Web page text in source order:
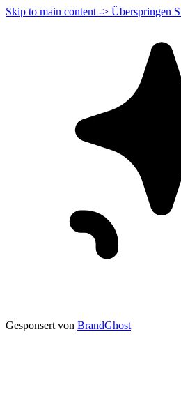
Skip to main content -> Überspringen
Gesponsert von BrandGhost